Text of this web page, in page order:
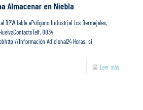
Almacenar en Niebla
BPWHabla aPoligono Industrial Los Bermejales,
0034
Información Adicional24 Horas: si
Leer más